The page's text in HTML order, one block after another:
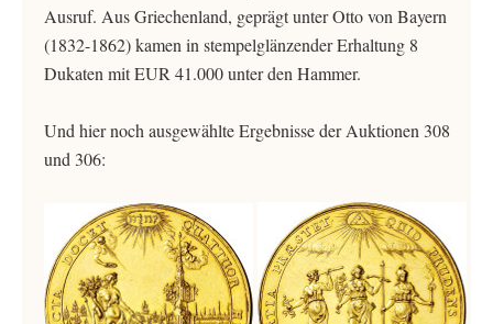
Ausruf. Aus Griechenland, geprägt unter Otto von Bayern
(1832-1862) kamen in stempelglänzender Erhaltung 8
Dukaten mit EUR 41.000 unter den Hammer.
Und hier noch ausgewählte Ergebnisse der Auktionen 308
und 306: